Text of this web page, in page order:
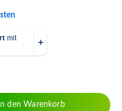
gewünschten
In den Warenkorb